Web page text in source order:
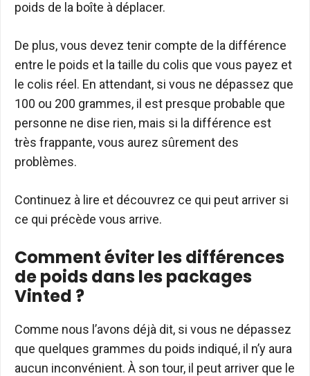
poids de la boîte à déplacer.
De plus, vous devez tenir compte de la différence
entre le poids et la taille du colis que vous payez et
le colis réel. En attendant, si vous ne dépassez que
100 ou 200 grammes, il est presque probable que
personne ne dise rien, mais si la différence est
très frappante, vous aurez sûrement des
problèmes.
Continuez à lire et découvrez ce qui peut arriver si
ce qui précède vous arrive.
Comment éviter les différences
de poids dans les packages
Vinted ?
Comme nous l’avons déjà dit, si vous ne dépassez
que quelques grammes du poids indiqué, il n’y aura
aucun inconvénient. À son tour, il peut arriver que le